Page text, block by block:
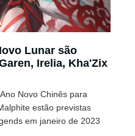
Lunar são
Irelia, Kha'Zix
Novo Chinês para
estão previstas
em janeiro de 2023